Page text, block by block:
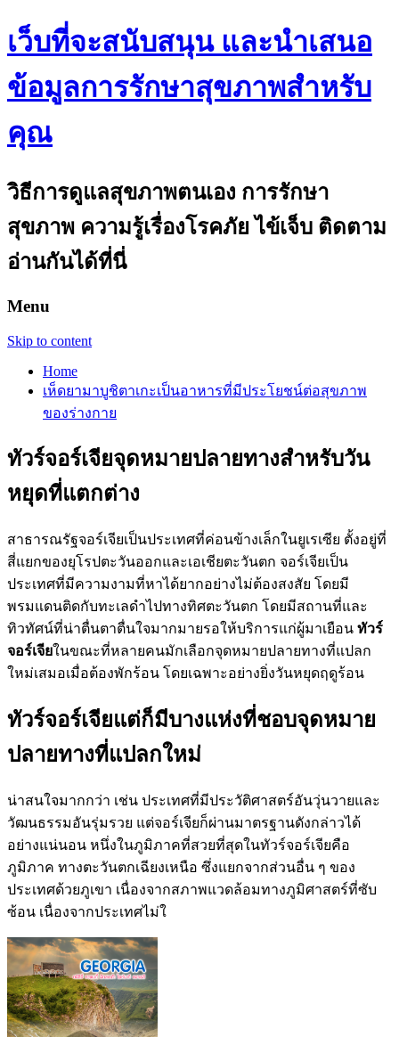
เว็บที่จะสนับสนุน และนำเสนอ
ข้อมูลการรักษาสุขภาพสำหรับ
คุณ
วิธีการดูแลสุขภาพตนเอง การรักษา
สุขภาพ ความรู้เรื่องโรคภัย ไข้เจ็บ ติดตาม
อ่านกันได้ที่นี่
Menu
Skip to content
Home
เห็ดยามาบูชิตาเกะเป็นอาหารที่มีประโยชน์ต่อสุขภาพ
ของร่างกาย
ทัวร์จอร์เจียจุดหมายปลายทางสำหรับวัน
หยุดที่แตกต่าง
สาธารณรัฐจอร์เจียเป็นประเทศที่ค่อนข้างเล็กในยูเรเซีย ตั้งอยู่ที่
สี่แยกของยุโรปตะวันออกและเอเชียตะวันตก จอร์เจียเป็น
ประเทศที่มีความงามที่หาได้ยากอย่างไม่ต้องสงสัย โดยมี
พรมแดนติดกับทะเลดำไปทางทิศตะวันตก โดยมีสถานที่และ
ทิวทัศน์ที่น่าตื่นตาตื่นใจมากมายรอให้บริการแก่ผู้มาเยือน ทัวร์
จอร์เจียในขณะที่หลายคนมักเลือกจุดหมายปลายทางที่แปลก
ใหม่เสมอเมื่อต้องพักร้อน โดยเฉพาะอย่างยิ่งวันหยุดฤดูร้อน
ทัวร์จอร์เจียแต่ก็มีบางแห่งที่ชอบจุดหมาย
ปลายทางที่แปลกใหม่
น่าสนใจมากกว่า เช่น ประเทศที่มีประวัติศาสตร์อันวุ่นวายและ
วัฒนธรรมอันรุ่มรวย แต่จอร์เจียก็ผ่านมาตรฐานดังกล่าวได้
อย่างแน่นอน หนึ่งในภูมิภาคที่สวยที่สุดในทัวร์จอร์เจียคือ
ภูมิภาค ทางตะวันตกเฉียงเหนือ ซึ่งแยกจากส่วนอื่น ๆ ของ
ประเทศด้วยภูเขา เนื่องจากสภาพแวดล้อมทางภูมิศาสตร์ที่ซับ
ซ้อน เนื่องจากประเทศไม่ใ